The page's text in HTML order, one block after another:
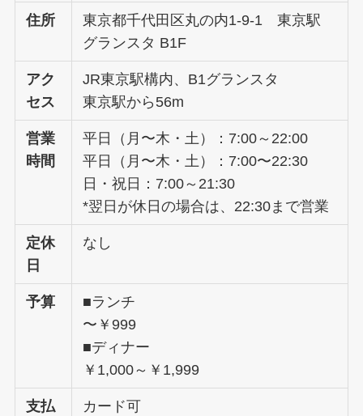
住所
東京都千代田区丸の内1-9-1 東京駅
グランスタ B1F
アク
セス
JR東京駅構内、B1グランスタ
東京駅から56m
営業
時間
平日（月〜木・土）：7:00～22:00
平日（月〜木・土）：7:00〜22:30
日・祝日：7:00～21:30
*翌日が休日の場合は、22:30まで営業
定休
日
なし
予算
■ランチ
〜￥999
■ディナー
￥1,000～￥1,999
支払
カード可